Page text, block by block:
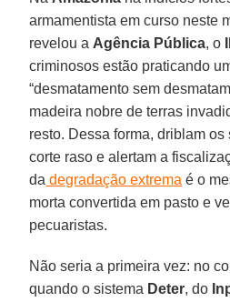
armamentista em curso neste
revelou a Agência Pública, o
criminosos estão praticando
“desmatamento sem
madeira nobre de terras
resto. Dessa forma, driblam
corte raso e alertam a
da degradação extrema é o
morta convertida em pasto e
pecuaristas.
Não seria a primeira vez: no
quando o sistema Deter, do